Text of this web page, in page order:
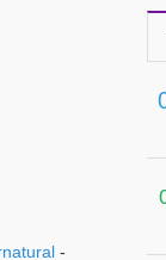
-